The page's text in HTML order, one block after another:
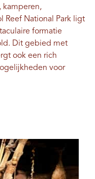
kamperen,
Reef National Park ligt
formatie
Dit gebied met
ook een rich
voor